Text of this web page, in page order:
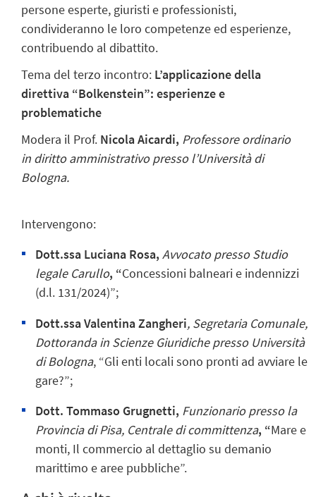
persone esperte, giuristi e professionisti,
condivideranno le loro competenze ed esperienze,
contribuendo al dibattito.
Tema del terzo incontro: L’applicazione della
direttiva “Bolkenstein”: esperienze e
problematiche
Modera il Prof. Nicola Aicardi, Professore ordinario
in diritto amministrativo presso l’Università di
Bologna.
Intervengono:
Dott.ssa Luciana Rosa, Avvocato presso Studio
legale Carullo, “Concessioni balneari e indennizzi
(d.l. 131/2024)”;
Dott.ssa Valentina Zangheri, Segretaria Comunale,
Dottoranda in Scienze Giuridiche presso Università
di Bologna, “Gli enti locali sono pronti ad avviare le
gare?”;
Dott. Tommaso Grugnetti, Funzionario presso la
Provincia di Pisa, Centrale di committenza, “Mare e
monti, Il commercio al dettaglio su demanio
marittimo e aree pubbliche”.